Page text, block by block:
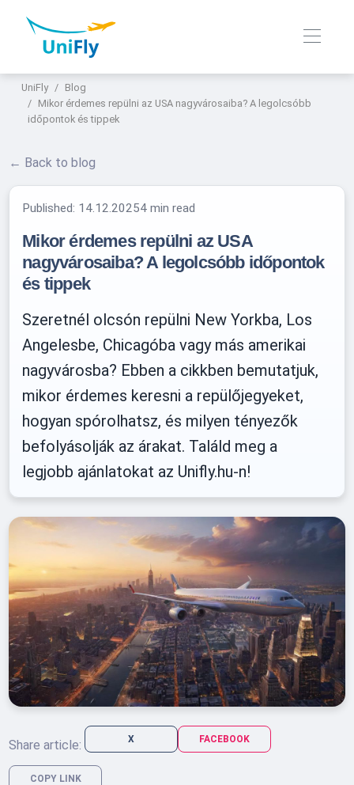
UniFly
Blog
Mikor érdemes repülni az USA nagyvárosaiba? A legolcsóbb
időpontok és tippek
← Back to blog
Published: 14.12.20254 min read
Mikor érdemes repülni az USA
nagyvárosaiba? A legolcsóbb időpontok
és tippek
Szeretnél olcsón repülni New Yorkba, Los
Angelesbe, Chicagóba vagy más amerikai
nagyvárosba? Ebben a cikkben bemutatjuk,
mikor érdemes keresni a repülőjegyeket,
hogyan spórolhatsz, és milyen tényezők
befolyásolják az árakat. Találd meg a
legjobb ajánlatokat az Unifly.hu-n!
Share article: X FACEBOOK
COPY LINK